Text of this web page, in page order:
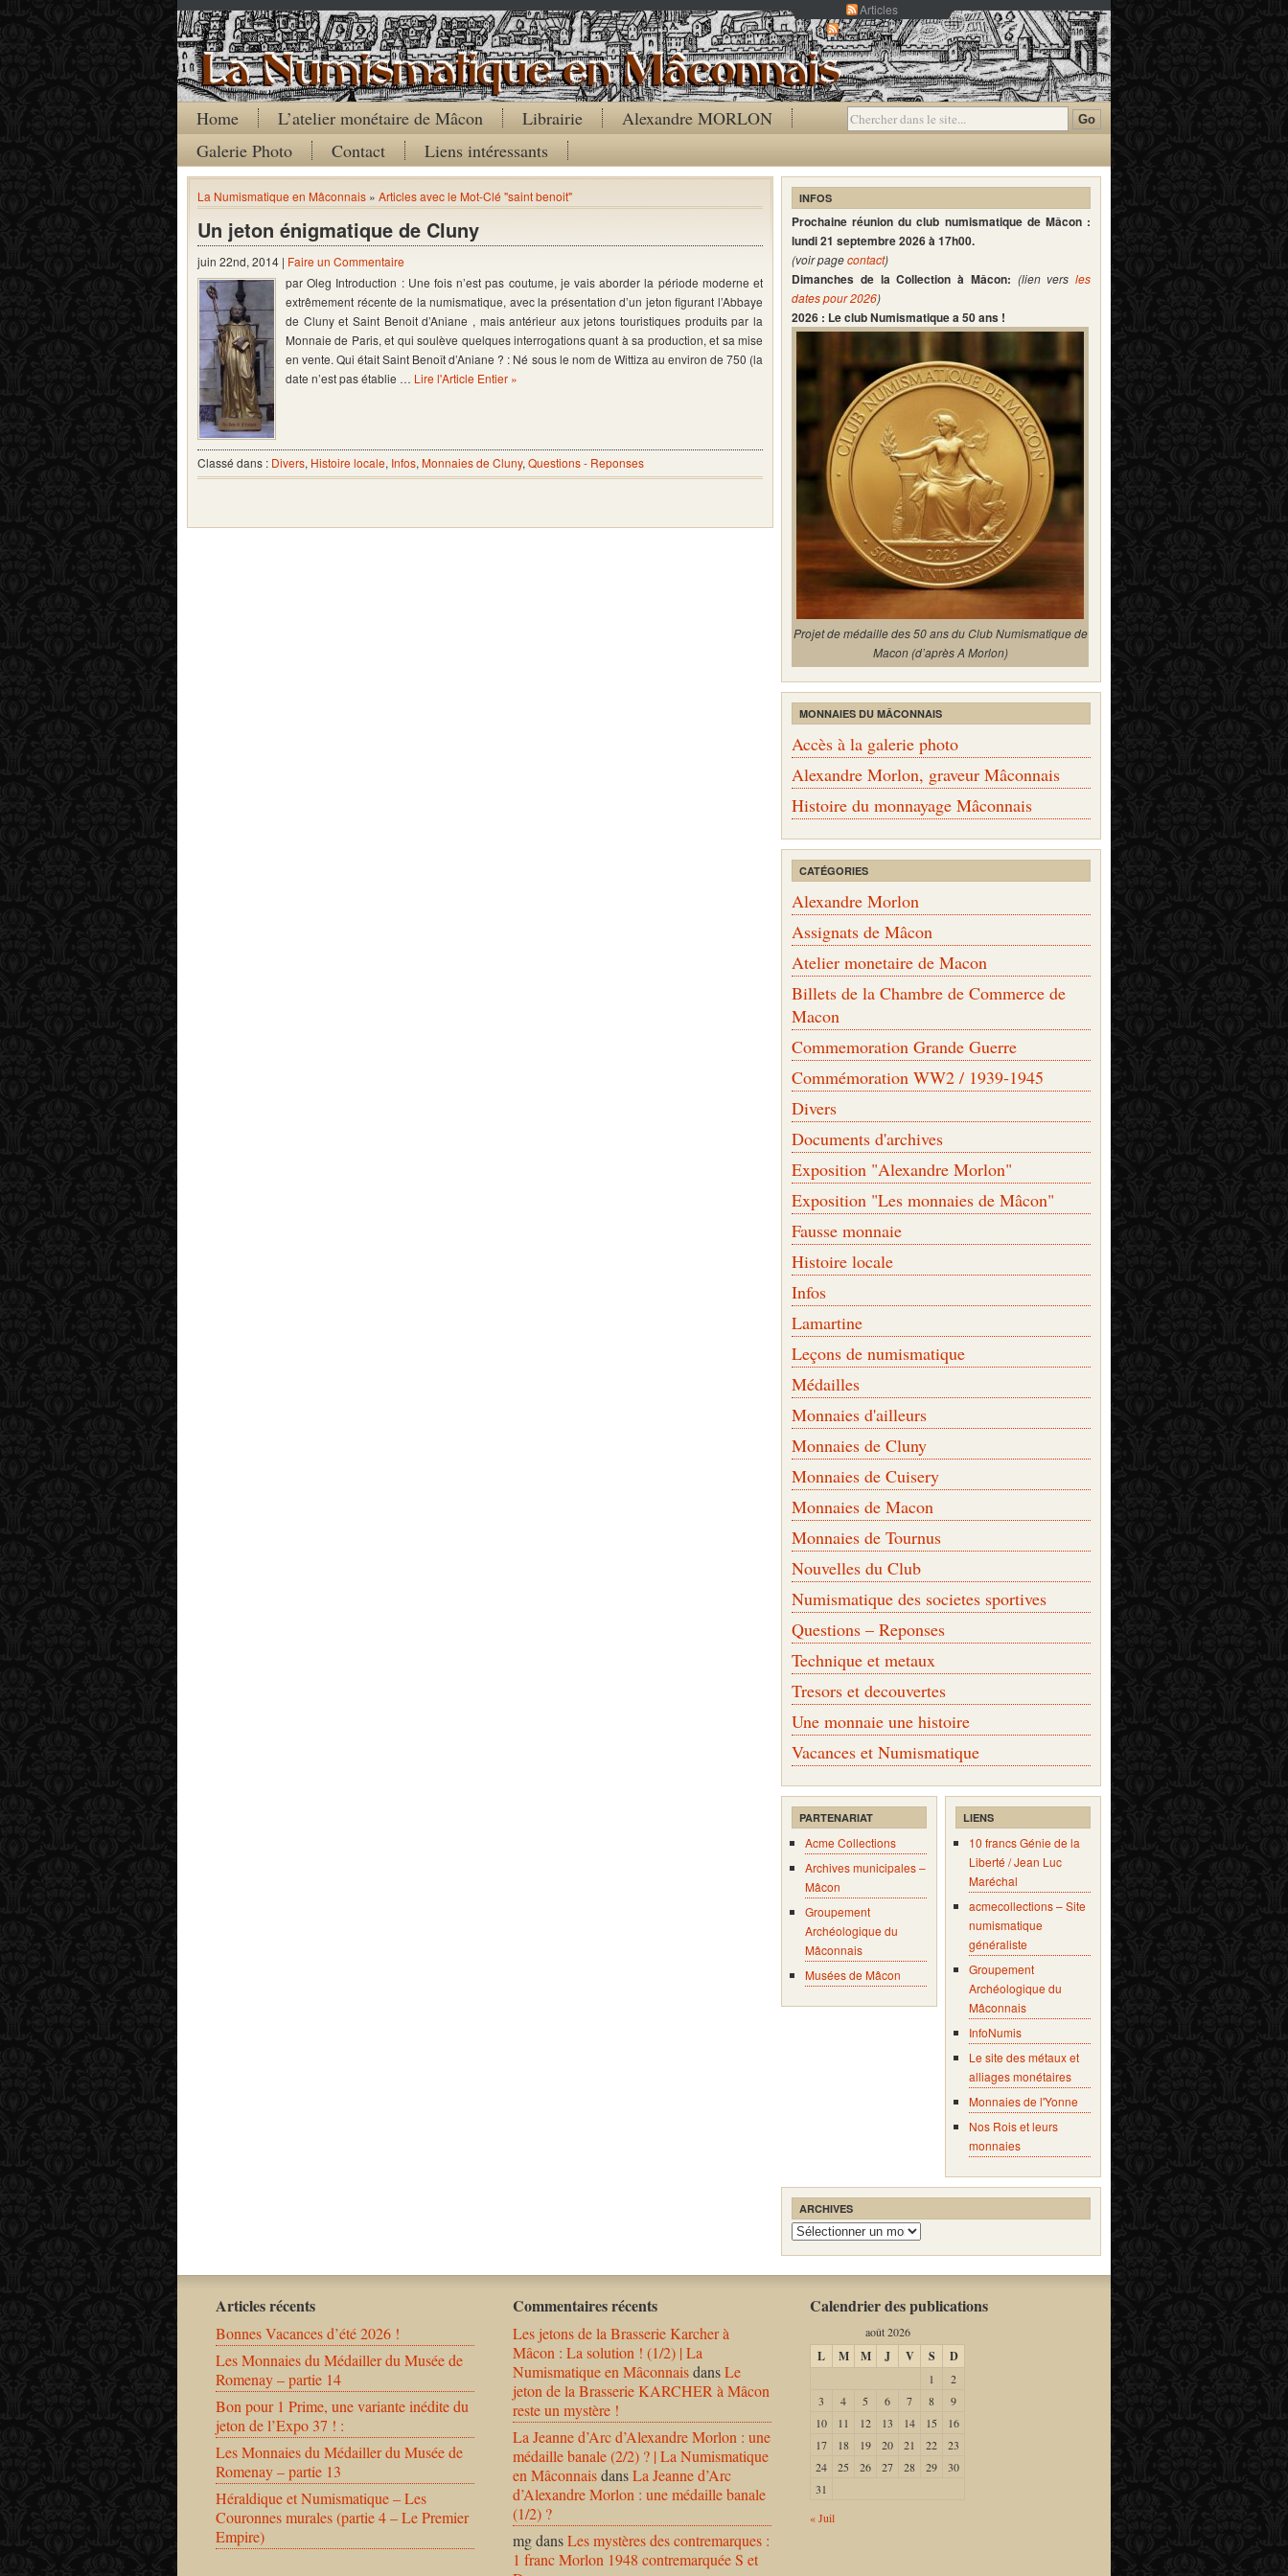
Articles
Commentaires
Home L’atelier monétaire de Mâcon Librairie
Alexandre MORLON
Galerie Photo
Contact Liens intéressants
La Numismatique en Mâconnais » Articles avec le Mot-Clé "saint benoit"
Un jeton énigmatique de Cluny
juin 22nd, 2014 | Faire un Commentaire
par Oleg Introduction : Une fois n’est pas coutume, je vais aborder la période moderne et
extrêmement récente de la numismatique, avec la présentation d’un jeton figurant l’Abbaye
de Cluny et Saint Benoit d’Aniane , mais antérieur aux jetons touristiques produits par la
Monnaie de Paris, et qui soulève quelques interrogations quant à sa production, et sa mise
en vente. Qui était Saint Benoît d’Aniane ? : Né sous le nom de Wittiza au environ de 750 (la
date n’est pas établie … Lire l'Article Entier »
Classé dans : Divers, Histoire locale, Infos, Monnaies de Cluny, Questions - Reponses
INFOS
Prochaine réunion du club numismatique de Mâcon :
lundi 21 septembre 2026 à 17h00.
(voir pagecontact)
Dimanches de la Collection à Mâcon: (lien vers les
dates pour 2026)
2026 : Le club Numismatique a 50 ans !
Projet de médaille des 50 ans du Club Numismatique de
Macon (d’après A Morlon)
MONNAIES DU MÂCONNAIS
Accès à la galerie photo
Alexandre Morlon, graveur Mâconnais
Histoire du monnayage Mâconnais
CATÉGORIES
Alexandre Morlon
Assignats de Mâcon
Atelier monetaire de Macon
Billets de la Chambre de Commerce de
Macon
Commemoration Grande Guerre
Commémoration WW2 / 1939-1945
Divers
Documents d'archives
Exposition "Alexandre Morlon"
Exposition "Les monnaies de Mâcon"
Fausse monnaie
Histoire locale
Infos
Lamartine
Leçons de numismatique
Médailles
Monnaies d'ailleurs
Monnaies de Cluny
Monnaies de Cuisery
Monnaies de Macon
Monnaies de Tournus
Nouvelles du Club
Numismatique des societes sportives
Questions – Reponses
Technique et metaux
Tresors et decouvertes
Une monnaie une histoire
Vacances et Numismatique
PARTENARIAT
Acme Collections
Archives municipales –
Mâcon
Groupement
Archéologique du
Mâconnais
Musées de Mâcon
LIENS
10 francs Génie de la
Liberté / Jean Luc
Maréchal
acmecollections – Site
numismatique
généraliste
Groupement
Archéologique du
Mâconnais
InfoNumis
Le site des métaux et
alliages monétaires
Monnaies de l'Yonne
Nos Rois et leurs
monnaies
ARCHIVES
Archives
Articles récents
Bonnes Vacances d’été 2026 !
Les Monnaies du Médailler du Musée de
Romenay – partie 14
Bon pour 1 Prime, une variante inédite du
jeton de l’Expo 37 ! :
Les Monnaies du Médailler du Musée de
Romenay – partie 13
Héraldique et Numismatique – Les
Couronnes murales (partie 4 – Le Premier
Empire)
Commentaires récents
Les jetons de la Brasserie Karcher à
Mâcon : La solution ! (1/2) | La
Numismatique en MâconnaisdansLe
jeton de la Brasserie KARCHER à Mâcon
reste un mystère !
La Jeanne d’Arc d’Alexandre Morlon : une
médaille banale (2/2) ? | La Numismatique
en MâconnaisdansLa Jeanne d’Arc
d’Alexandre Morlon : une médaille banale
(1/2) ?
mgdansLes mystères des contremarques :
1 franc Morlon 1948 contremarquée S et
Calendrier des publications
août 2026
L M M J V S D
1
2
3
4 5 6 7 8
9
10
11 12 13 14 15
16
17
18 19 20 21 22
23
24
25 26 27 28 29
30
31
« Juil